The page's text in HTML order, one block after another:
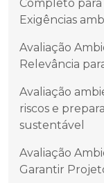
Completo
Exigências
Avaliação
Relevância
Avaliação
riscos e
sustentável
Avaliação
Garantir